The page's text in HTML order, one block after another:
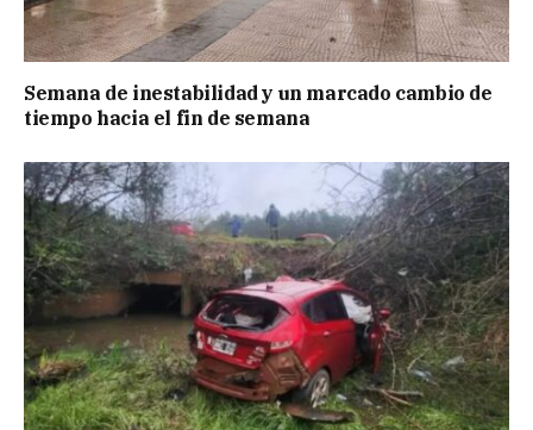
Semana de inestabilidad y un marcado cambio de
tiempo hacia el fin de semana